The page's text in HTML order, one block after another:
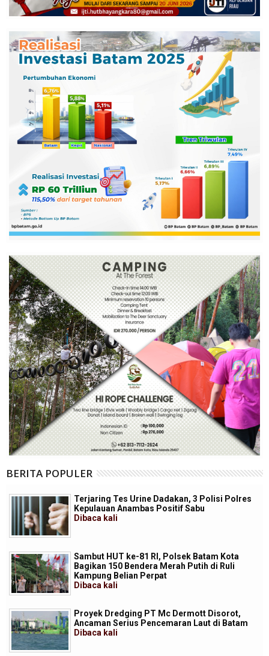
BERITA POPULER
Terjaring Tes Urine Dadakan, 3 Polisi Polres
Kepulauan Anambas Positif Sabu
Dibaca kali
Sambut HUT ke-81 RI, Polsek Batam Kota
Bagikan 150 Bendera Merah Putih di Ruli
Kampung Belian Perpat
Dibaca kali
Proyek Dredging PT Mc Dermott Disorot,
Ancaman Serius Pencemaran Laut di Batam
Dibaca kali